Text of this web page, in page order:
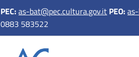
PEC:as-bat@pec.cultura.gov.it PEO:
0883 583522